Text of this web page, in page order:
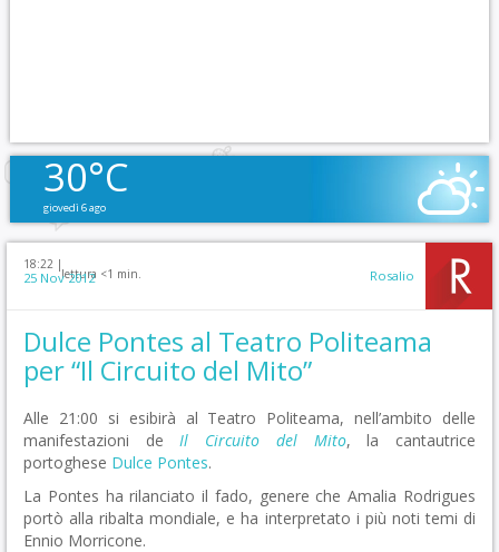
30°C
giovedì 6 ago
18:22 |
lettura <1 min.
25 Nov 2012 Rosalio
Dulce Pontes al Teatro Politeama
per “Il Circuito del Mito”
Alle 21:00 si esibirà al Teatro Politeama, nell’ambito delle
manifestazioni deIl Circuito del Mito, la cantautrice
portoghese Dulce Pontes.
La Pontes ha rilanciato il fado, genere che Amalia Rodrigues
portò alla ribalta mondiale, e ha interpretato i più noti temi di
Ennio Morricone.